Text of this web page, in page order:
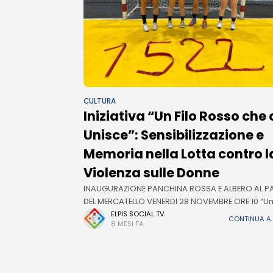
CULTURA
Iniziativa “Un Filo Rosso che
Unisce”: Sensibilizzazione e
Memoria nella Lotta contro
Violenza sulle Donne
INAUGURAZIONE PANCHINA ROSSA E ALBERO AL
DEL MERCATELLO VENERDI 28 NOVEMBRE ORE 10
Rosso che ci Unisce” è il progetto attraverso il
Comune di Salerno
ELPIS SOCIAL TV
8 MESI FA
CONTINUA A